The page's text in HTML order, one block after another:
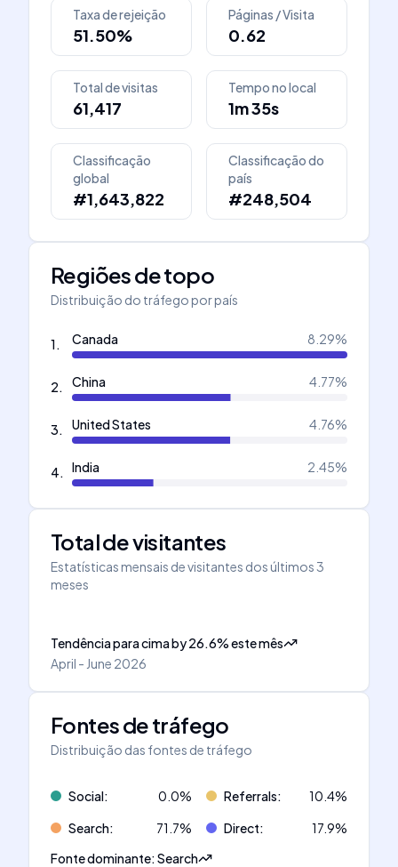
Taxa de rejeição
51.50%
Páginas / Visita
0.62
Total de visitas
61,417
Tempo no local
1m 35s
Classificação
global
#1,643,822
Classificação do
país
#248,504
Regiões de topo
Distribuição do tráfego por país
1. Canada 8.29%
2. China 4.77%
3. United States 4.76%
4. India 2.45%
Total de visitantes
Estatísticas mensais de visitantes dos últimos 3
meses
Tendência para cimaby26.6%este mês
April - June 2026
Fontes de tráfego
Distribuição das fontes de tráfego
Social: 0.0% Referrals: 10.4%
Search: 71.7% Direct: 17.9%
Fonte dominante:Search